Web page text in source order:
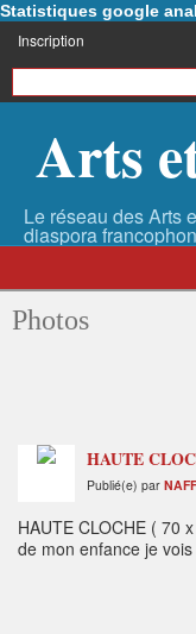
Statistiques google
Inscription
Arts
Photos
HAUTE
Publié(e) par
HAUTE CLOCHE ( 70
de mon enfance je
n'attend que l'heure